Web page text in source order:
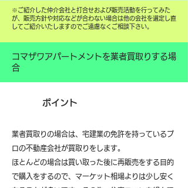
​※ご紹介した仲介会社と打合せおよび販売活動を行ってみた
が、販売方針や対応などが合わない場合は他の会社を選定し直
してご紹介いたしますのでご遠慮なくご相談下さい。
コマザワアパートメントを業者買取りする場
合
ポイント
業者買取りの場合は、宅建業の免許を持っているプ
ロの不動産会社が買取りをします。
ほとんどの場合は買い取った後に再販売をする目的
で購入をするので、マーケット相場よりは少し安く